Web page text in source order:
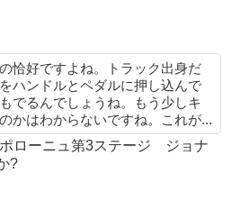
恰好ですよね。トラック出身だ
ハンドルとペダルに押し込んで
でるんでしょうね。もう少しキ
かはわからないですね。これが...
ローニュ第3ステージ ジョナ
?